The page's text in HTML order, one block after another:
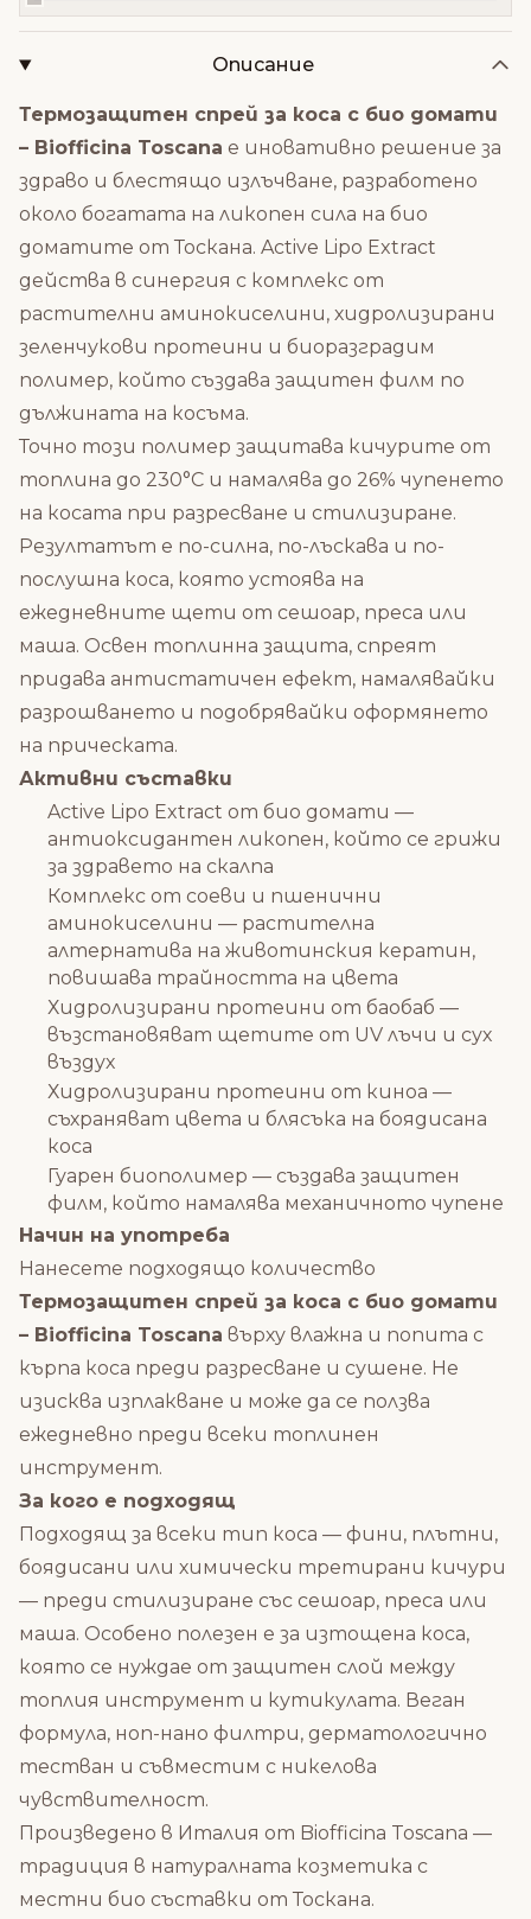
Описание
Термозащитен спрей за коса с био домати
– Biofficina Toscana е иновативно решение за
здраво и блестящо излъчване, разработено
около богатата на ликопен сила на био
доматите от Тоскана. Active Lipo Extract
действа в синергия с комплекс от
растителни аминокиселини, хидролизирани
зеленчукови протеини и биоразградим
полимер, който създава защитен филм по
дължината на косъма.
Точно този полимер защитава кичурите от
топлина до 230°C и намалява до 26% чупенето
на косата при разресване и стилизиране.
Резултатът е по-силна, по-лъскава и по-
послушна коса, която устоява на
ежедневните щети от сешоар, преса или
маша. Освен топлинна защита, спреят
придава антистатичен ефект, намалявайки
разрошването и подобрявайки оформянето
на прическата.
Активни съставки
Active Lipo Extract от био домати —
антиоксидантен ликопен, който се грижи
за здравето на скалпа
Комплекс от соеви и пшенични
аминокиселини — растителна
алтернатива на животинския кератин,
повишава трайността на цвета
Хидролизирани протеини от баобаб —
възстановяват щетите от UV лъчи и сух
въздух
Хидролизирани протеини от киноа —
съхраняват цвета и блясъка на боядисана
коса
Гуарен биополимер — създава защитен
филм, който намалява механичното чупене
Начин на употреба
Нанесете подходящо количество
Термозащитен спрей за коса с био домати
– Biofficina Toscana върху влажна и попита с
кърпа коса преди разресване и сушене. Не
изисква изплакване и може да се ползва
ежедневно преди всеки топлинен
инструмент.
За кого е подходящ
Подходящ за всеки тип коса — фини, плътни,
боядисани или химически третирани кичури
— преди стилизиране със сешоар, преса или
маша. Особено полезен е за изтощена коса,
която се нуждае от защитен слой между
топлия инструмент и кутикулата. Веган
формула, ноn-нано филтри, дерматологично
тестван и съвместим с никеловa
чувствителност.
Произведено в Италия от Biofficina Toscana —
традиция в натуралната козметика с
местни био съставки от Тоскана.